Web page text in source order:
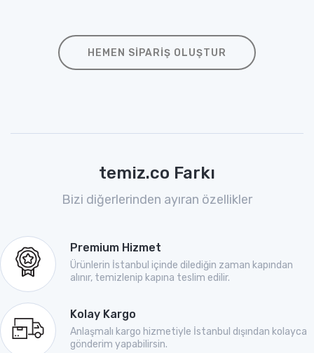
HEMEN SIPARIŞ OLUŞTUR
temiz.co Farkı
Bizi diğerlerinden ayıran özellikler
Premium Hizmet
Ürünlerin İstanbul içinde dilediğin zaman kapından
alınır, temizlenip kapına teslim edilir.
Kolay Kargo
Anlaşmalı kargo hizmetiyle İstanbul dışından kolayca
gönderim yapabilirsin.